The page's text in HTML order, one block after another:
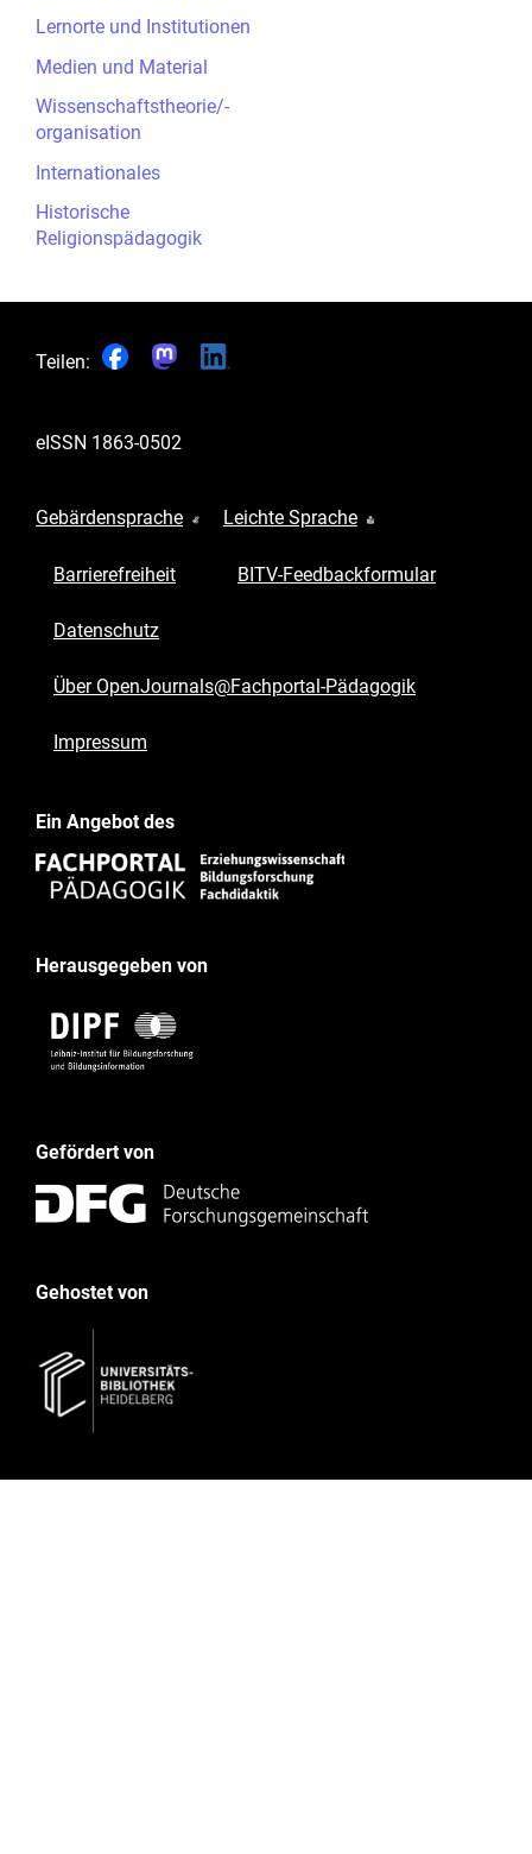
Lernorte und Institutionen
Medien und Material
Wissenschaftstheorie/-
organisation
Internationales
Historische
Religionspädagogik
Teilen:
eISSN 1863-0502
Gebärdensprache Leichte Sprache
Barrierefreiheit BITV-Feedbackformular
Datenschutz
Über OpenJournals@Fachportal-Pädagogik
Impressum
Ein Angebot des
Herausgegeben von
Gefördert von
Gehostet von